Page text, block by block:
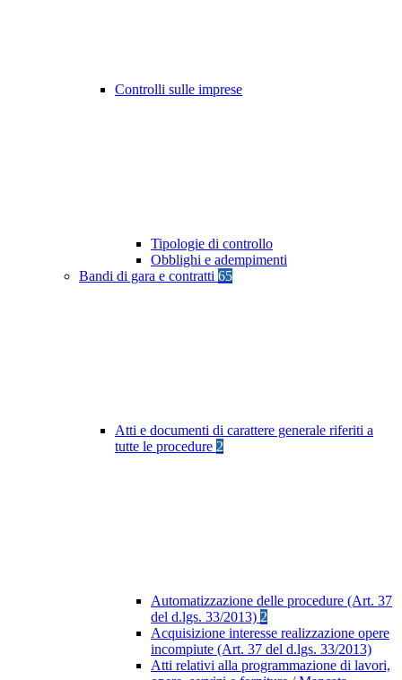
Controlli sulle imprese
Tipologie di controllo
Obblighi e adempimenti
Bandi di gara e contratti 65
Atti e documenti di carattere generale riferiti a
tutte le procedure 2
Automatizzazione delle procedure (Art. 37
del d.lgs. 33/2013) 2
Acquisizione interesse realizzazione opere
incompiute (Art. 37 del d.lgs. 33/2013)
Atti relativi alla programmazione di lavori,